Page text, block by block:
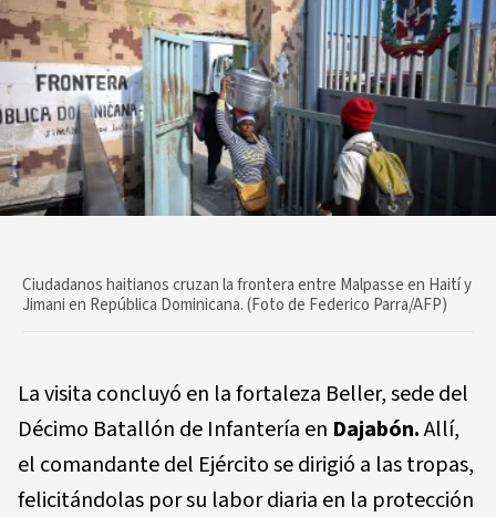
Ciudadanos haitianos cruzan la frontera entre Malpasse en Haití y
Jimani en República Dominicana. (Foto de Federico Parra/AFP)
La visita concluyó en la fortaleza Beller, sede del
Décimo Batallón de Infantería en Dajabón.Allí,
el comandante del Ejército se dirigió a las tropas,
felicitándolas por su labor diaria en la protección